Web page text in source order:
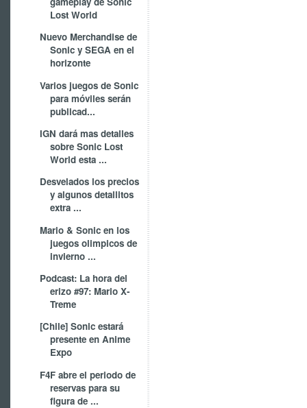
Lost World
Nuevo Merchandise de
Sonic y SEGA en el
horizonte
Varios juegos de Sonic
para móviles serán
publicad...
IGN dará mas detalles
sobre Sonic Lost
World esta ...
Desvelados los precios
y algunos detallitos
extra ...
Mario & Sonic en los
juegos olimpicos de
invierno ...
Podcast: La hora del
erizo #97: Mario X-
Treme
[Chile] Sonic estará
presente en Anime
Expo
F4F abre el periodo de
reservas para su
figura de ...